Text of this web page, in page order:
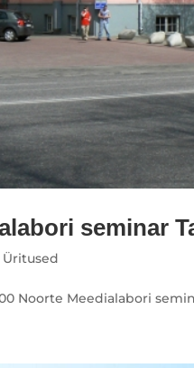
seminar
Üritused
Noorte Meedialabori